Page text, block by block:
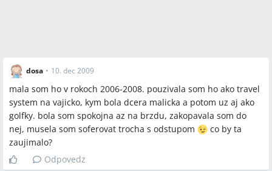
dosa • 10. dec 2009
mala som ho v rokoch 2006-2008. pouzivala som ho ako travel
system na vajicko, kym bola dcera malicka a potom uz aj ako
golfky. bola som spokojna az na brzdu, zakopavala som do
nej, musela som soferovat trocha s odstupom
co by ta
zaujimalo?
Odpovedz